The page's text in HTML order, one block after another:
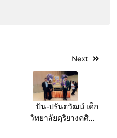
Next
ปัน-ปรันตวัฒน์ เด็ก
วิทยาลัยดุริยางคศิลป์